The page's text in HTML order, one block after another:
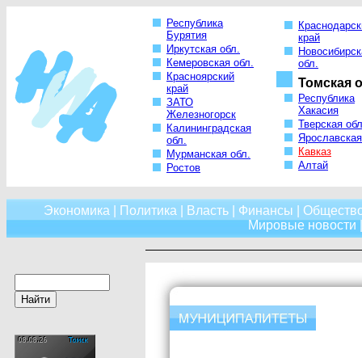
Республика
Бурятия
Иркутская обл.
Кемеровская обл.
Красноярский
край
ЗАТО
Железногорск
Калининградская
обл.
Мурманская обл.
Ростов
край
обл.
Томская
Республика
Хакасия
Тверская
Кавказ
Алтай
Экономика Политика Власть Финансы
Мировые новости